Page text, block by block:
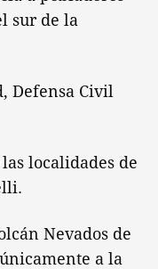
sur de la
Defensa Civil
localidades de
Nevados de
a la